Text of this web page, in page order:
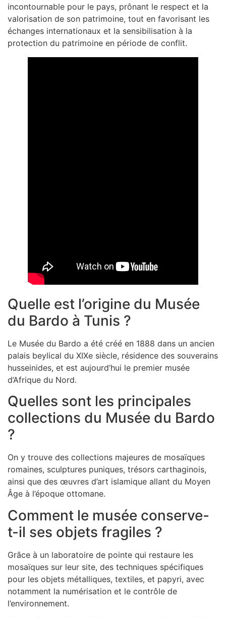
incontournable pour le pays, prônant le respect et la
valorisation de son patrimoine, tout en favorisant les
échanges internationaux et la sensibilisation à la
protection du patrimoine en période de conflit.
Quelle est l’origine du Musée
du Bardo à Tunis ?
Le Musée du Bardo a été créé en 1888 dans un ancien
palais beylical du XIXe siècle, résidence des souverains
husseinides, et est aujourd’hui le premier musée
d’Afrique du Nord.
Quelles sont les principales
collections du Musée du Bardo
?
On y trouve des collections majeures de mosaïques
romaines, sculptures puniques, trésors carthaginois,
ainsi que des œuvres d’art islamique allant du Moyen
Âge à l’époque ottomane.
Comment le musée conserve-
t-il ses objets fragiles ?
Grâce à un laboratoire de pointe qui restaure les
mosaïques sur leur site, des techniques spécifiques
pour les objets métalliques, textiles, et papyri, avec
notamment la numérisation et le contrôle de
l’environnement.